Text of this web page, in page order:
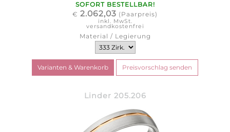
SOFORT BESTELLBAR!
€ 2.062,03 (Paarpreis)
inkl. MwSt.
versandkostenfrei
Material / Legierung
Linder 205.206